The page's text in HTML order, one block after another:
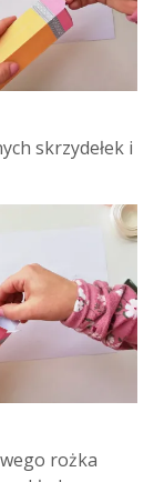
skrzydełek i
rożka